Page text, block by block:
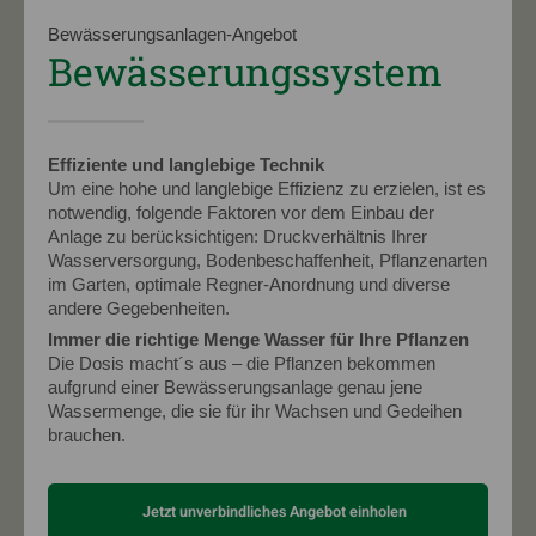
Bewässerungsanlagen-Angebot
Bewässerungssystem
Effiziente und langlebige Technik
Um eine hohe und langlebige Effizienz zu erzielen, ist es
notwendig, folgende Faktoren vor dem Einbau der
Anlage zu berücksichtigen: Druckverhältnis Ihrer
Wasserversorgung, Bodenbeschaffenheit, Pflanzenarten
im Garten, optimale Regner-Anordnung und diverse
andere Gegebenheiten.
Immer die richtige Menge Wasser für Ihre Pflanzen
Die Dosis macht´s aus – die Pflanzen bekommen
aufgrund einer Bewässerungsanlage genau jene
Wassermenge, die sie für ihr Wachsen und Gedeihen
brauchen.
Jetzt unverbindliches Angebot einholen